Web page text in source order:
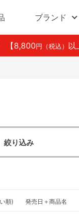
ブランド
【8,800 円（税込） 以
絞り込み
順) 発売日＋商品名